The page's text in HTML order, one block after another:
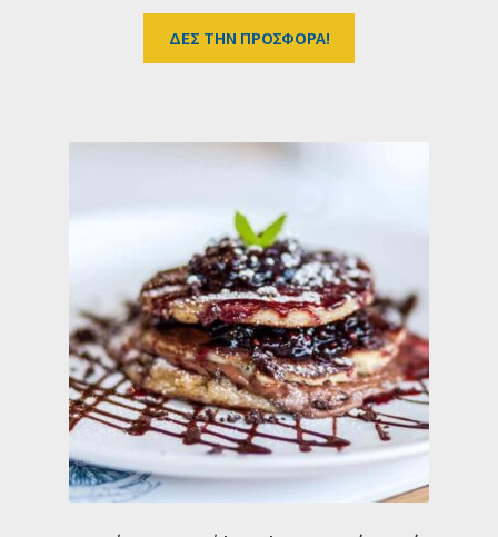
ΔΕΣ ΤΗΝ ΠΡΟΣΦΟΡΑ!